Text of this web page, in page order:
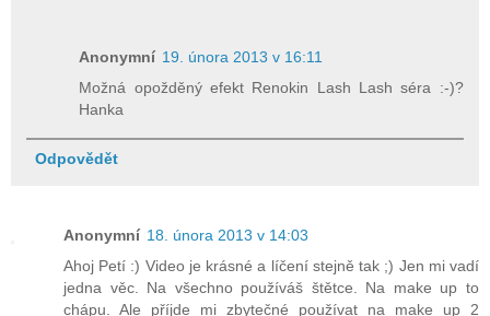
Anonymní 19. února 2013 v 16:11
Možná opožděný efekt Renokin Lash Lash séra :-)?
Hanka
Odpovědět
Anonymní 18. února 2013 v 14:03
Ahoj Petí :) Video je krásné a líčení stejně tak ;) Jen mi vadí
jedna věc. Na všechno používáš štětce. Na make up to
chápu. Ale příjde mi zbytečné používat na make up 2